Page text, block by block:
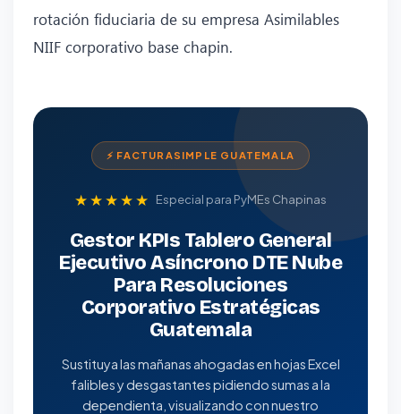
rotación fiduciaria de su empresa Asimilables
NIIF corporativo base chapin.
⚡ FACTURASIMPLE GUATEMALA
★★★★★ Especial para PyMEs Chapinas
Gestor KPIs Tablero General
Ejecutivo Asíncrono DTE Nube
Para Resoluciones
Corporativo Estratégicas
Guatemala
Sustituya las mañanas ahogadas en hojas Excel
falibles y desgastantes pidiendo sumas a la
dependienta, visualizando con nuestro